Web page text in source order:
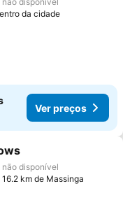
da cidade
Ver preços
aos favoritos
disponível
km de Massinga